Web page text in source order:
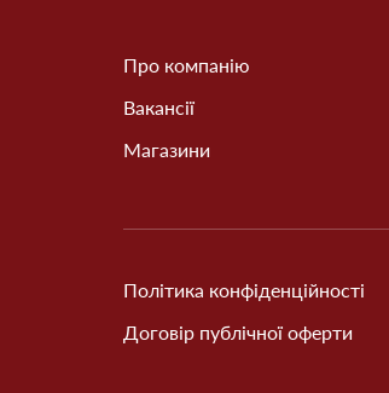
Про компанію
Вакансії
Магазини
Політика конфіденційності
Договір публічної оферти